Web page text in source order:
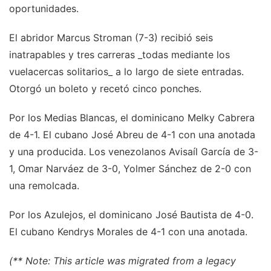
oportunidades.
El abridor Marcus Stroman (7-3) recibió seis
inatrapables y tres carreras _todas mediante los
vuelacercas solitarios_ a lo largo de siete entradas.
Otorgó un boleto y recetó cinco ponches.
Por los Medias Blancas, el dominicano Melky Cabrera
de 4-1. El cubano José Abreu de 4-1 con una anotada
y una producida. Los venezolanos Avisaíl García de 3-
1, Omar Narváez de 3-0, Yolmer Sánchez de 2-0 con
una remolcada.
Por los Azulejos, el dominicano José Bautista de 4-0.
El cubano Kendrys Morales de 4-1 con una anotada.
(** Note: This article was migrated from a legacy